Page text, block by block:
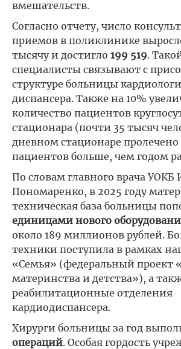
вмешательств.
Согласно отчету, число
приемов в поликлинике
тысячу и достигло 199 519.
специалисты связывают с
структуре больницы
диспансера. Также на 10%
количество пациентов
стационара (почти 35 тысяч
дневном стационаре пролечено
пациентов больше, чем годом
По словам главного врача УОКБ
Пономаренко, в 2025 году
техническая база больницы
единицами нового
около 189 миллионов рублей.
техники поступила в рамках
«Семья» (федеральный проект
материнства и детства»), а
реабилитационные отделения
кардиодиспансера.
Хирурги больницы за год
операций. Особая гордость